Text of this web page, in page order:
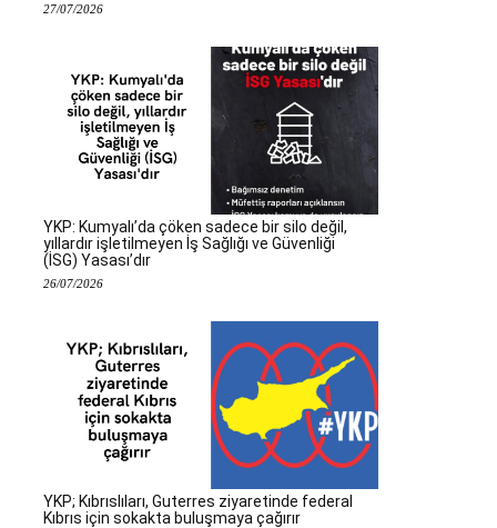
27/07/2026
YKP: Kumyalı’da çöken sadece bir silo değil,
yıllardır işletilmeyen İş Sağlığı ve Güvenliği
(İSG) Yasası’dır
26/07/2026
YKP; Kıbrıslıları, Guterres ziyaretinde federal
Kıbrıs için sokakta buluşmaya çağırır